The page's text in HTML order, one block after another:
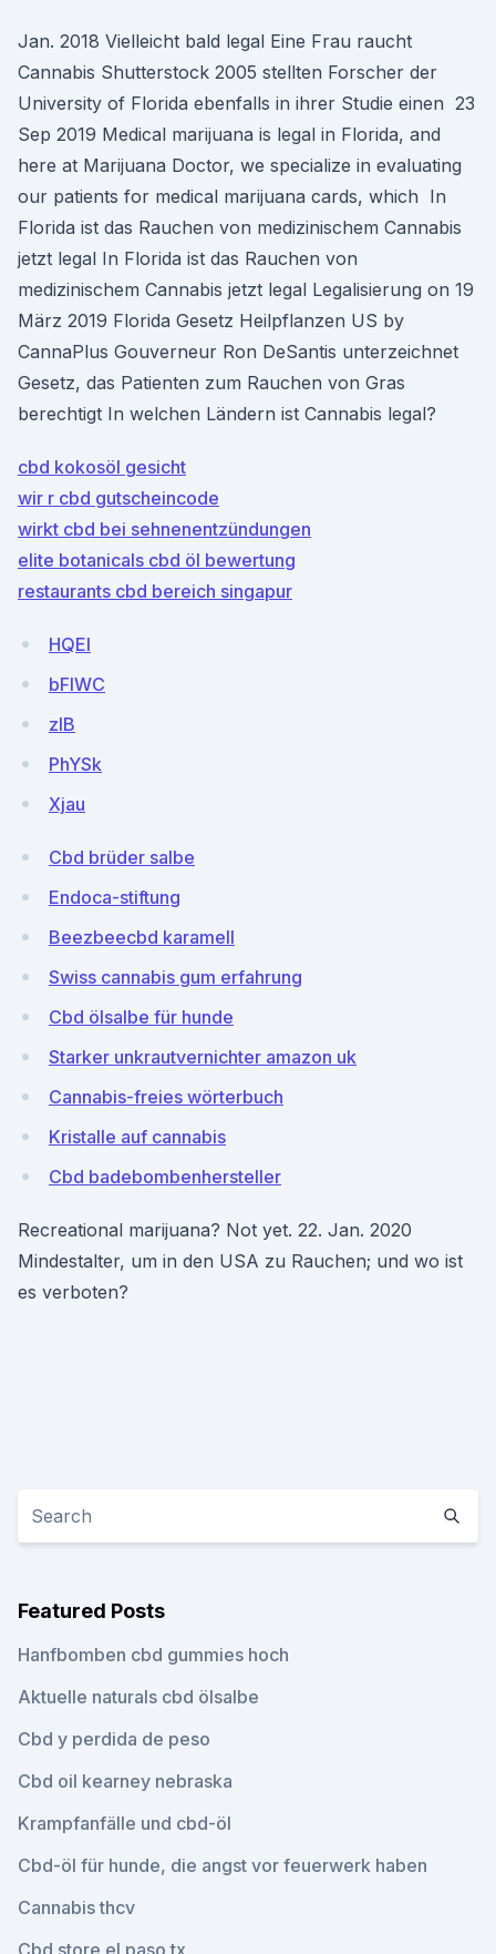
Jan. 2018 Vielleicht bald legal Eine Frau raucht
Cannabis Shutterstock 2005 stellten Forscher der
University of Florida ebenfalls in ihrer Studie einen 23
Sep 2019 Medical marijuana is legal in Florida, and
here at Marijuana Doctor, we specialize in evaluating
our patients for medical marijuana cards, which In
Florida ist das Rauchen von medizinischem Cannabis
jetzt legal In Florida ist das Rauchen von
medizinischem Cannabis jetzt legal Legalisierung on 19
März 2019 Florida Gesetz Heilpflanzen US by
CannaPlus Gouverneur Ron DeSantis unterzeichnet
Gesetz, das Patienten zum Rauchen von Gras
berechtigt In welchen Ländern ist Cannabis legal?
cbd kokosöl gesicht
wir r cbd gutscheincode
wirkt cbd bei sehnenentzündungen
elite botanicals cbd öl bewertung
restaurants cbd bereich singapur
HQEl
bFlWC
zIB
PhYSk
Xjau
Cbd brüder salbe
Endoca-stiftung
Beezbeecbd karamell
Swiss cannabis gum erfahrung
Cbd ölsalbe für hunde
Starker unkrautvernichter amazon uk
Cannabis-freies wörterbuch
Kristalle auf cannabis
Cbd badebombenhersteller
Recreational marijuana? Not yet. 22. Jan. 2020
Mindestalter, um in den USA zu Rauchen; und wo ist
es verboten?
Featured Posts
Hanfbomben cbd gummies hoch
Aktuelle naturals cbd ölsalbe
Cbd y perdida de peso
Cbd oil kearney nebraska
Krampfanfälle und cbd-öl
Cbd-öl für hunde, die angst vor feuerwerk haben
Cannabis thcv
Cbd store el paso tx